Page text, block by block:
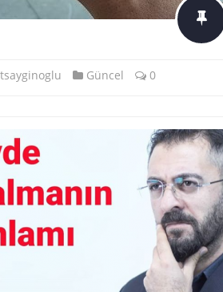
Güncel 0